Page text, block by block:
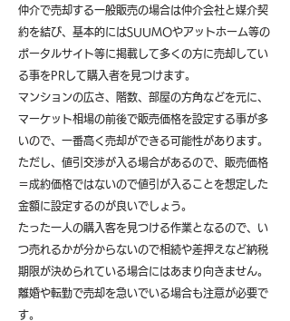
仲介で売却する一般販売の場合は仲介会社と媒介契
約を結び、基本的にはSUUMOやアットホーム等の
ポータルサイト等に掲載して多くの方に売却してい
る事をPRして購入者を見つけます。
マンションの広さ、階数、部屋の方角などを元に、
マーケット相場の前後で販売価格を設定する事が多
いので、一番高く売却ができる可能性があります。
ただし、値引交渉が入る場合があるので、販売価格
＝成約価格ではないので値引が入ることを想定した
金額に設定するのが良いでしょう。
たった一人の購入客を見つける作業となるので、い
つ売れるかが分からないので相続や差押えなど納税
期限が決められている場合にはあまり向きません。
離婚や転勤で売却を急いでいる場合も注意が必要で
す。